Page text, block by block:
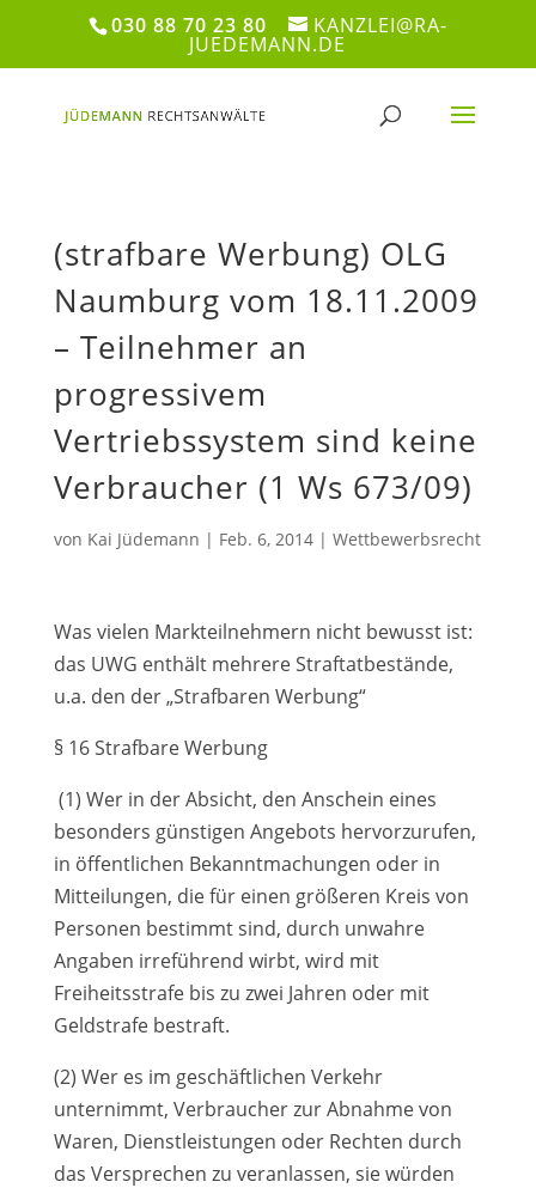
030 88 70 23 80 KANZLEI@RA-
JUEDEMANN.DE
(strafbare Werbung) OLG
Naumburg vom 18.11.2009
– Teilnehmer an
progressivem
Vertriebssystem sind keine
Verbraucher (1 Ws 673/09)
von Kai Jüdemann | Feb. 6, 2014| Wettbewerbsrecht
Was vielen Markteilnehmern nicht bewusst ist:
das UWG enthält mehrere Straftatbestände,
u.a. den der „Strafbaren Werbung“
§ 16 Strafbare Werbung
(1) Wer in der Absicht, den Anschein eines
besonders günstigen Angebots hervorzurufen,
in öffentlichen Bekanntmachungen oder in
Mitteilungen, die für einen größeren Kreis von
Personen bestimmt sind, durch unwahre
Angaben irreführend wirbt, wird mit
Freiheitsstrafe bis zu zwei Jahren oder mit
Geldstrafe bestraft.
(2) Wer es im geschäftlichen Verkehr
unternimmt, Verbraucher zur Abnahme von
Waren, Dienstleistungen oder Rechten durch
das Versprechen zu veranlassen, sie würden